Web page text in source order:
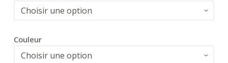
Couleur